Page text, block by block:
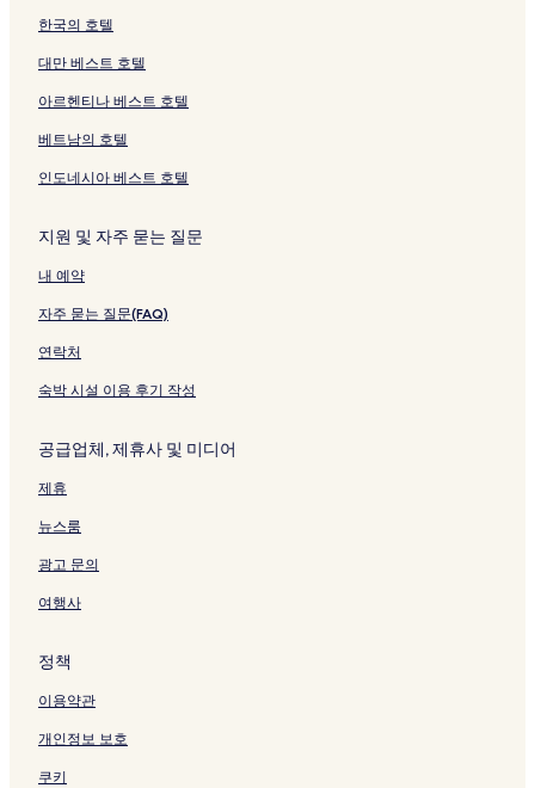
한국의 호텔
대만 베스트 호텔
아르헨티나 베스트 호텔
베트남의 호텔
인도네시아 베스트 호텔
지원 및 자주 묻는 질문
내 예약
자주 묻는 질문(FAQ)
연락처
숙박 시설 이용 후기 작성
공급업체, 제휴사 및 미디어
제휴
뉴스룸
광고 문의
여행사
정책
이용약관
개인정보 보호
쿠키